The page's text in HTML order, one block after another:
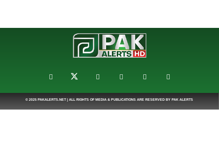
© 2025 PAKALERTS.NET| ALL RIGHTS OF MEDIA & PUBLICATIONS ARE RESERVED BY PAK ALERTS